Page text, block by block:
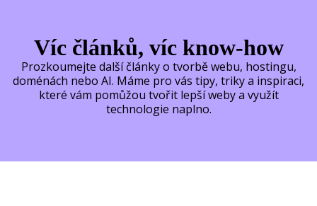
Víc článků, víc know-how
Prozkoumejte další články o tvorbě webu, hostingu,
doménách nebo AI. Máme pro vás tipy, triky a inspiraci,
které vám pomůžou tvořit lepší weby a využít
technologie naplno.